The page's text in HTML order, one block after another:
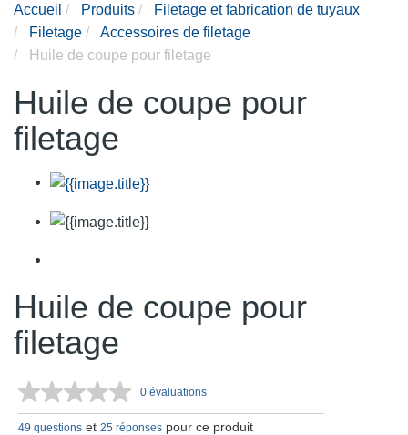
Accueil
Produits
Filetage et fabrication de tuyaux
Filetage
Accessoires de filetage
Huile de coupe pour filetage
Huile de coupe pour
filetage
Huile de coupe pour
filetage
Aucune
cote
pour
0 évaluations
49 questions et 25 réponses pour ce produit